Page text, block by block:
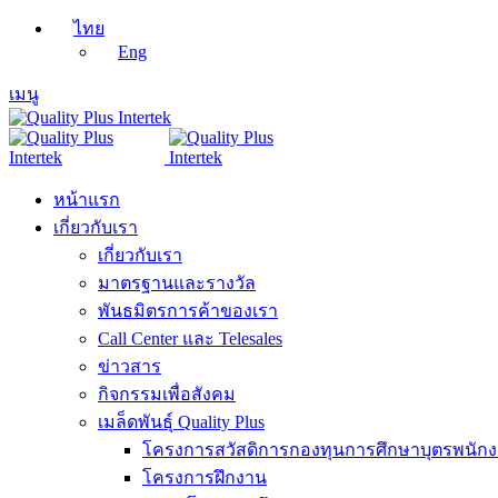
ไทย
Eng
เมนู
หน้าแรก
เกี่ยวกับเรา
เกี่ยวกับเรา
มาตรฐานและรางวัล
พันธมิตรการค้าของเรา
Call Center และ Telesales
ข่าวสาร
กิจกรรมเพื่อสังคม
เมล็ดพันธุ์ Quality Plus
โครงการสวัสดิการกองทุนการศึกษาบุตรพนัก
โครงการฝึกงาน